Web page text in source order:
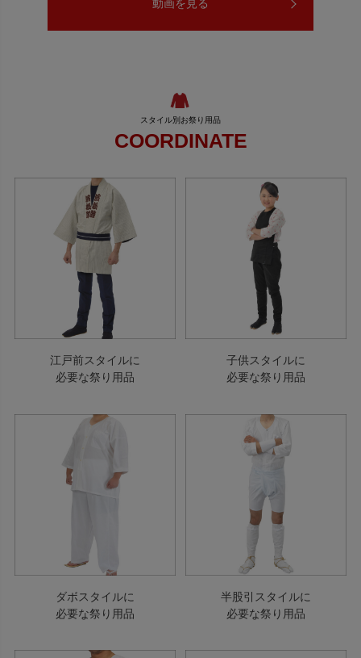
動画を見る
COORDINATE
江戸前スタイルに
必要な祭り用品
子供スタイルに
必要な祭り用品
ダボスタイルに
必要な祭り用品
半股引スタイルに
必要な祭り用品